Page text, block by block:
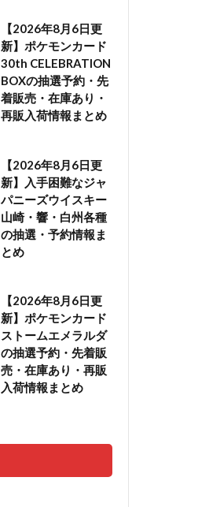
【2026年8月6日更
新】ポケモンカード
30th CELEBRATION
BOXの抽選予約・先
着販売・在庫あり・
再販入荷情報まとめ
【2026年8月6日更
新】入手困難なジャ
パニーズウイスキー
山崎・響・白州各種
の抽選・予約情報ま
とめ
【2026年8月6日更
新】ポケモンカード
ストームエメラルダ
の抽選予約・先着販
売・在庫あり・再販
入荷情報まとめ